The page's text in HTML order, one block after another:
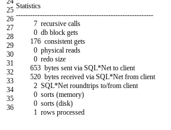
25
26
27
28
29
30
31
32
33
34
35
36
Statistics
----------------------------------------------------------
7 recursive calls
0 db block gets
176 consistent gets
0 physical reads
0 redo size
653 bytes sent via SQL*Net to client
520 bytes received via SQL*Net from client
2 SQL*Net roundtrips to/from client
0 sorts (memory)
0 sorts (disk)
1 rows processed